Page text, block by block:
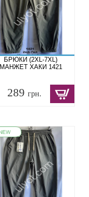
БРЮКИ (2XL-7XL)
МАНЖЕТ ХАКИ 1421
289грн.